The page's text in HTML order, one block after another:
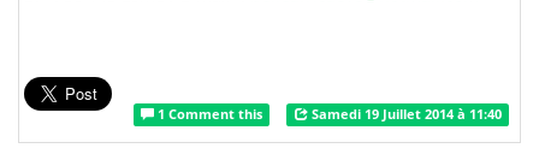
1 Comment this Samedi 19 Juillet 2014 à 11:40